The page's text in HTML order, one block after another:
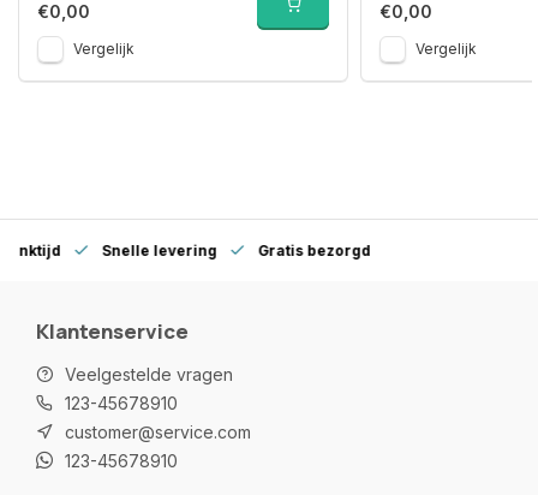
€0,00
Vergelijk
€0,00
Vergelijk
Snelle levering Gratis bezorgd
Klantenservice
Veelgestelde vragen
123-45678910
customer@service.com
123-45678910